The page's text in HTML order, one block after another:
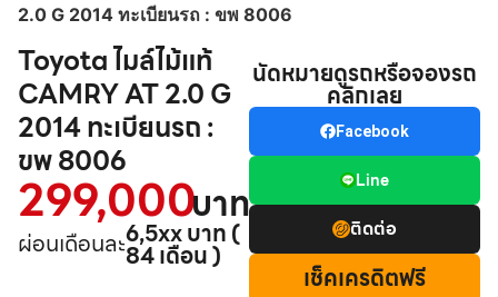
2.0 G 2014 ทะเบียนรถ : ขพ 8006
Toyota ไมล์ไม้แท้
CAMRY AT 2.0 G
2014 ทะเบียนรถ :
ขพ 8006
299,000บาท
ผ่อนเดือนละ6,5xx บาท (
84 เดือน )
นัดหมายดูรถหรือจองรถ
คลิกเลย
Facebook
Line
ติดต่อ
เช็คเครดิตฟรี